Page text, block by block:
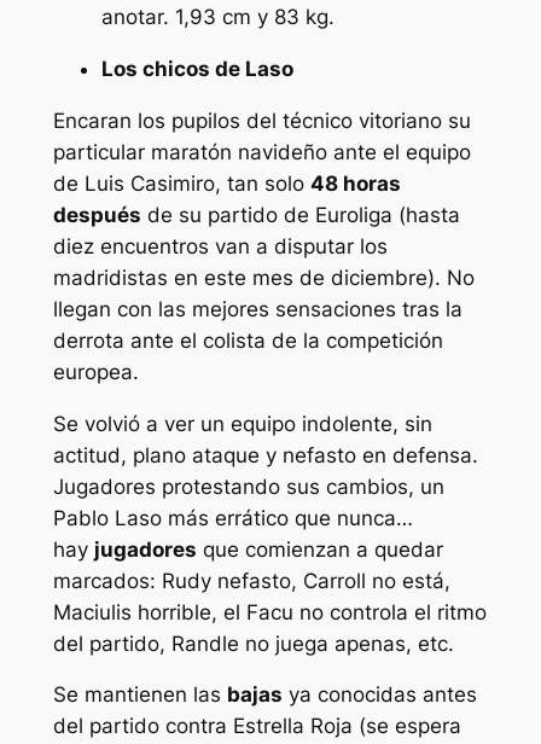
anotar. 1,93 cm y 83 kg.
Los chicos de Laso
Encaran los pupilos del técnico vitoriano su
particular maratón navideño ante el equipo
de Luis Casimiro, tan solo 48 horas
después de su partido de Euroliga (hasta
diez encuentros van a disputar los
madridistas en este mes de diciembre). No
llegan con las mejores sensaciones tras la
derrota ante el colista de la competición
europea.
Se volvió a ver un equipo indolente, sin
actitud, plano ataque y nefasto en defensa.
Jugadores protestando sus cambios, un
Pablo Laso más errático que nunca…
hay jugadores que comienzan a quedar
marcados: Rudy nefasto, Carroll no está,
Maciulis horrible, el Facu no controla el ritmo
del partido, Randle no juega apenas, etc.
Se mantienen las bajas ya conocidas antes
del partido contra Estrella Roja (se espera